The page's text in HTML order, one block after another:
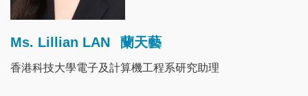
Ms. Lillian LAN 蘭天藝
香港科技大學電子及計算機工程系研究助理